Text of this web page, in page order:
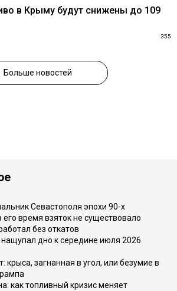
в Крыму будут снижены до 109
355
Больше новостей
Севастополя эпохи 90-х
его время взяток не существовало
без откатов
дно к середине июля 2026
крыса, загнанная в угол, или безумие в
как топливный кризис меняет